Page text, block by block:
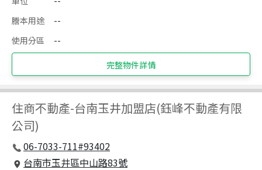
謄本用途
--
使用分區
--
完整物件詳情
住商不動產-台南玉井加盟店(鈺峰不動產有限
公司)
06-7033-711#93402
台南市玉井區中山路83號